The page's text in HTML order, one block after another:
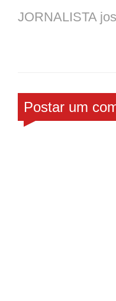
JORNALISTA
Postar um